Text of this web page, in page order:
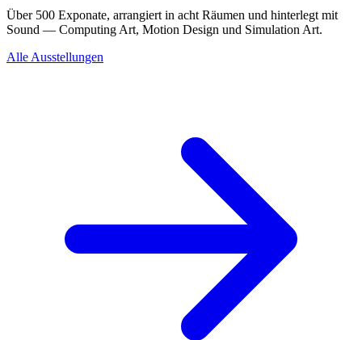
Über 500 Exponate, arrangiert in acht Räumen und hinterlegt mit
Sound — Computing Art, Motion Design und Simulation Art.
Alle Ausstellungen